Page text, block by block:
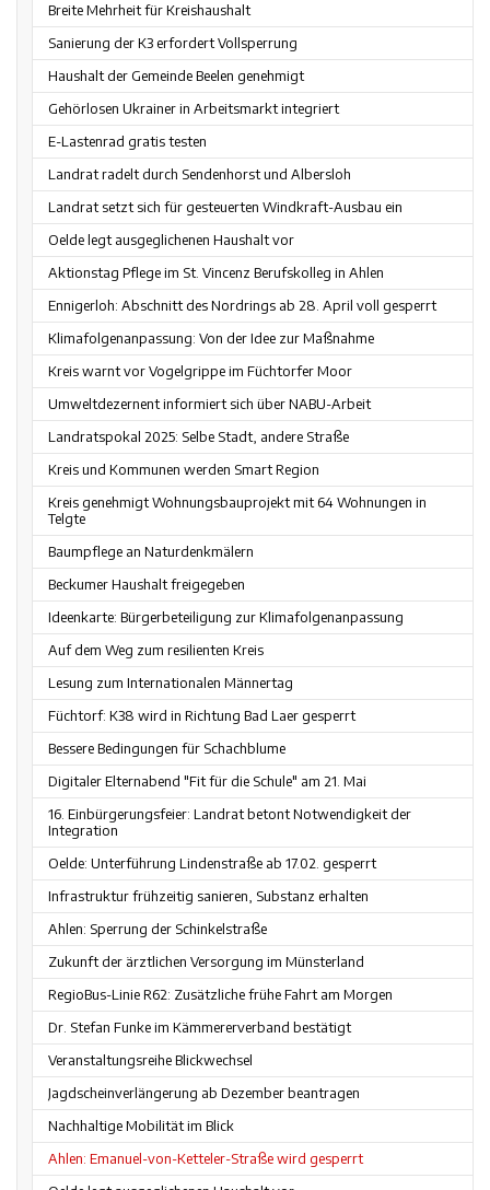
Breite Mehrheit für Kreishaushalt
Sanierung der K3 erfordert Vollsperrung
Haushalt der Gemeinde Beelen genehmigt
Gehörlosen Ukrainer in Arbeitsmarkt integriert
E-Lastenrad gratis testen
Landrat radelt durch Sendenhorst und Albersloh
Landrat setzt sich für gesteuerten Windkraft-Ausbau ein
Oelde legt ausgeglichenen Haushalt vor
Aktionstag Pflege im St. Vincenz Berufskolleg in Ahlen
Ennigerloh: Abschnitt des Nordrings ab 28. April voll gesperrt
Klimafolgenanpassung: Von der Idee zur Maßnahme
Kreis warnt vor Vogelgrippe im Füchtorfer Moor
Umweltdezernent informiert sich über NABU-Arbeit
Landratspokal 2025: Selbe Stadt, andere Straße
Kreis und Kommunen werden Smart Region
Kreis genehmigt Wohnungsbauprojekt mit 64 Wohnungen in
Telgte
Baumpflege an Naturdenkmälern
Beckumer Haushalt freigegeben
Ideenkarte: Bürgerbeteiligung zur Klimafolgenanpassung
Auf dem Weg zum resilienten Kreis
Lesung zum Internationalen Männertag
Füchtorf: K38 wird in Richtung Bad Laer gesperrt
Bessere Bedingungen für Schachblume
Digitaler Elternabend "Fit für die Schule" am 21. Mai
16. Einbürgerungsfeier: Landrat betont Notwendigkeit der
Integration
Oelde: Unterführung Lindenstraße ab 17.02. gesperrt
Infrastruktur frühzeitig sanieren, Substanz erhalten
Ahlen: Sperrung der Schinkelstraße
Zukunft der ärztlichen Versorgung im Münsterland
RegioBus-Linie R62: Zusätzliche frühe Fahrt am Morgen
Dr. Stefan Funke im Kämmererverband bestätigt
Veranstaltungsreihe Blickwechsel
Jagdscheinverlängerung ab Dezember beantragen
Nachhaltige Mobilität im Blick
Ahlen: Emanuel-von-Ketteler-Straße wird gesperrt